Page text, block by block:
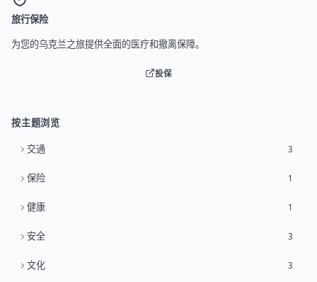
旅行保险
为您的乌克兰之旅提供全面的医疗和撤离保障。
投保
按主题浏览
交通 3
保险 1
健康 1
安全 3
文化 3